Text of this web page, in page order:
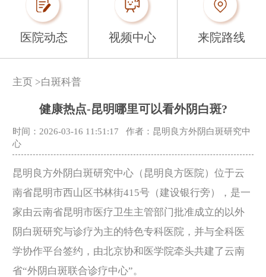
医院动态 视频中心 来院路线
主页 >白斑科普
健康热点-昆明哪里可以看外阴白斑?
时间：2026-03-16 11:51:17
作者：昆明良方外阴白斑研究中
心
昆明良方外阴白斑研究中心（昆明良方医院）位于云
南省昆明市西山区书林街415号（建设银行旁），是一
家由云南省昆明市医疗卫生主管部门批准成立的以外
阴白斑研究与诊疗为主的特色专科医院，并与全科医
学协作平台签约，由北京协和医学院牵头共建了云南
省“外阴白斑联合诊疗中心”。